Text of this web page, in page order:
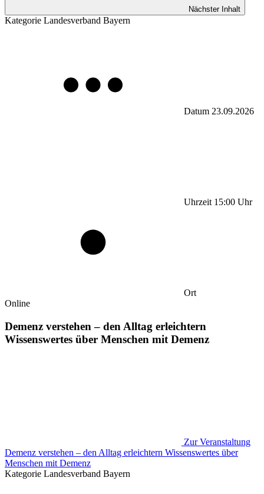
Nächster Inhalt
Kategorie Landesverband Bayern
Datum 23.09.2026
Uhrzeit 15:00 Uhr
Ort
Online
Demenz verstehen – den Alltag erleichtern
Wissenswertes über Menschen mit Demenz
Zur Veranstaltung
Demenz verstehen – den Alltag erleichtern Wissenswertes über
Menschen mit Demenz
Kategorie Landesverband Bayern